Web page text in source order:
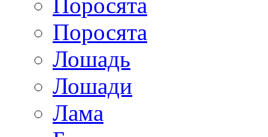
Поросята
Лошадь
Лошади
Лама